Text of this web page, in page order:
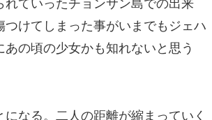
ていったチョンサン島での出来
けてしまった事がいまでもジェハ
の頃の少女かも知れないと思う
なる。二人の距離が縮まっていく